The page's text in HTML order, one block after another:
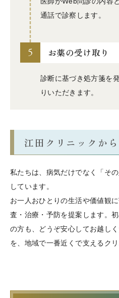
通話で診察します。
5 お薬の受け取り
診断に基づき処方箋を
りいただきます。
江田クリニックか
私たちは、病気だけでなく「そ
しています。
お一人おひとりの生活や価値観
査・治療・予防を提案します。
の方も、どうぞ安心してお越し
を、地域で一番近くで支えるク